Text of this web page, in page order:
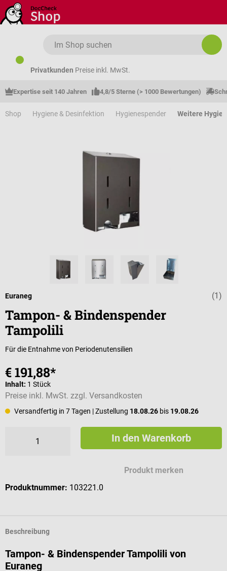
Zum Hauptinhalt springen
Privatkunden Preise inkl. MwSt.
Expertise seit 140 Jahren 4,8/5 Sterne (> 1000 Bewertungen)
Shop Hygiene & Desinfektion Hygienespender Weitere
(1)
Euraneg
Tampon- & Bindenspender
Tampolili
Für die Entnahme von Periodenutensilien
€ 191,88*
Inhalt: 1 Stück
Preise inkl. MwSt. zzgl. Versandkosten
Versandfertig in 7 Tagen | Zustellung 18.08.26 bis 19.08.26
In den Warenkorb
Produkt merken
Produktnummer: 103221.0
Beschreibung
Tampon- & Bindenspender Tampolili von
Euraneg